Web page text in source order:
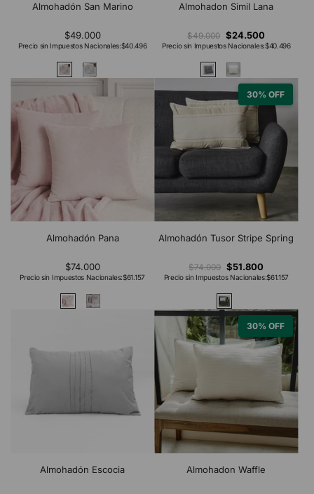
Almohadón San Marino
$49.000
Precio sin Impuestos Nacionales:$40.496
Almohadon Simil Lana
$49.000 $24.500
Precio sin Impuestos Nacionales:$40.496
Almohadón Pana
$74.000
Precio sin Impuestos Nacionales:$61.157
30% OFF
Almohadón Tusor Stripe Spring
$74.000 $51.800
Precio sin Impuestos Nacionales:$61.157
Almohadón Escocia
30% OFF
Almohadon Waffle